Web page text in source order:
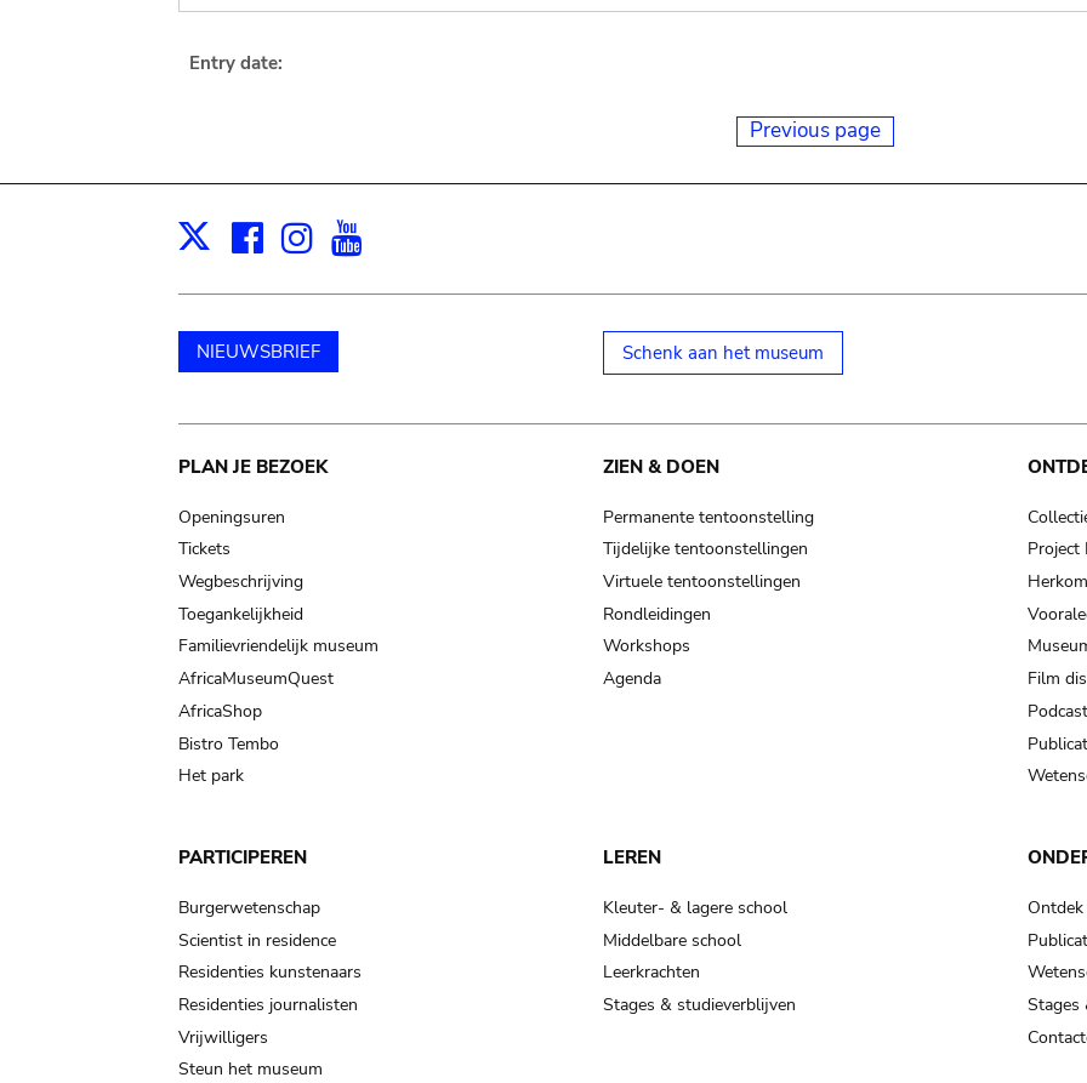
Entry date:
Previous page
X Facebook
Instagram
NIEUWSBRIEF Schenk aan het museum
Main
navigation
PLAN JE BEZOEK
Openingsuren
Tickets
Wegbeschrijving
Toegankelijkheid
Familievriendelijk museum
AfricaMuseumQuest
AfricaShop
Bistro Tembo
Het park
ZIEN & DOEN
Permanente tentoonstelling
Tijdelijke tentoonstellingen
Virtuele tentoonstellingen
Rondleidingen
Workshops
Agenda
Project
Film
PARTICIPEREN
Burgerwetenschap
Scientist in residence
Residenties kunstenaars
Residenties journalisten
Vrijwilligers
Steun het museum
LEREN
Kleuter- & lagere school
Middelbare school
Leerkrachten
Stages & studieverblijven
Stages